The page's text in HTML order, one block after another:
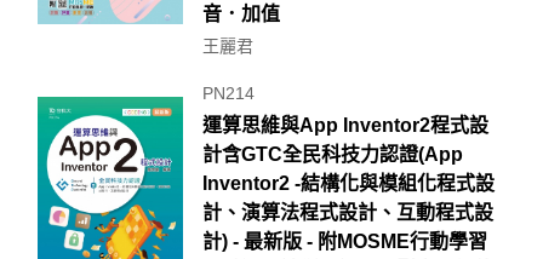
音．加值
王麗君
PN214
運算思維與App Inventor2程式設
計含GTC全民科技力認證(App
Inventor2 -結構化與模組化程式設
計、演算法程式設計、互動程式設
計) - 最新版 - 附MOSME行動學習